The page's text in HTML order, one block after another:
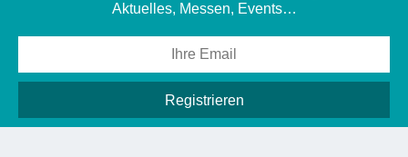
Aktuelles, Messen, Events…